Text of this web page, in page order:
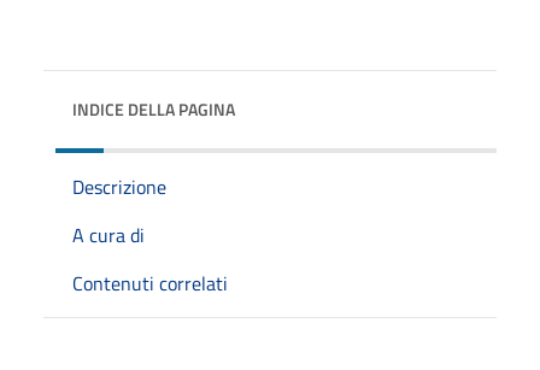
INDICE DELLA PAGINA
Descrizione
A cura di
Contenuti correlati